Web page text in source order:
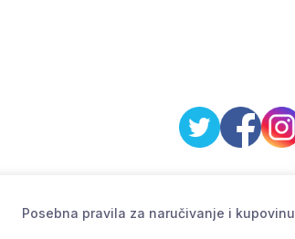
Posebna pravila za naručivanje i kupovinu